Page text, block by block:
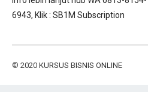
6943, Klik : SB1M Subscription
© 2020 KURSUS BISNIS ONLINE